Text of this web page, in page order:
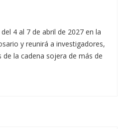
4 al 7 de abril de 2027 en la
y reunirá a investigadores,
la cadena sojera de más de